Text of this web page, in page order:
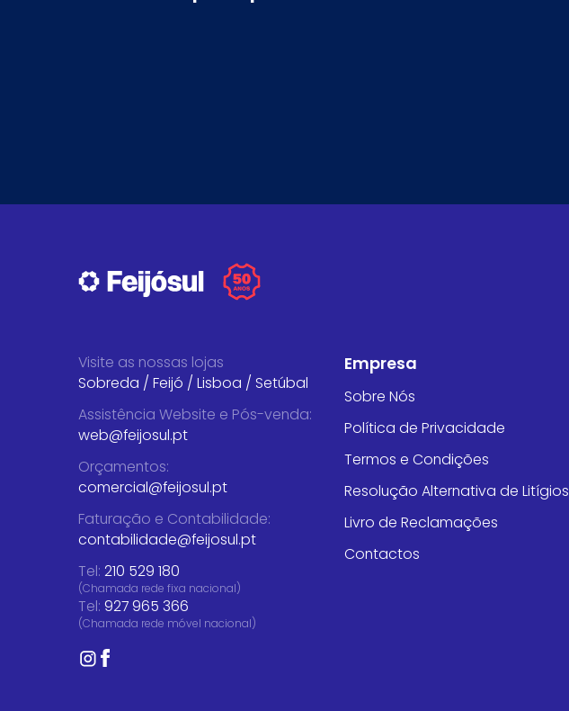
Visite as nossas lojas
Sobreda / Feijó / Lisboa / Setúbal
Assistência Website e Pós-venda:
web@feijosul.pt
Orçamentos:
comercial@feijosul.pt
Faturação e Contabilidade:
contabilidade@feijosul.pt
Tel: 210 529 180
(Chamada rede fixa nacional)
Tel: 927 965 366
(Chamada rede móvel nacional)
Empresa
Sobre Nós
Política de Privacidade
Termos e Condições
Resolução Alternativa de Litígios
Livro de Reclamações
Contactos